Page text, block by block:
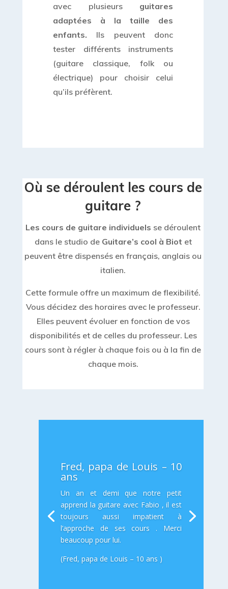
avec plusieurs guitares
adaptées à la taille des
enfants. Ils peuvent donc
tester différents instruments
(guitare classique, folk ou
électrique) pour choisir celui
qu’ils préfèrent.
Où se déroulent les cours de
guitare ?
Les cours de guitare individuels se déroulent
dans le studio de Guitare’s cool à Biot et
peuvent être dispensés en français, anglais ou
italien.
Cette formule offre un maximum de flexibilité.
Vous décidez des horaires avec le professeur.
Elles peuvent évoluer en fonction de vos
disponibilités et de celles du professeur. Les
cours sont à régler à chaque fois ou à la fin de
chaque mois.
Fred, papa de Louis – 10
ans
Un an et demi que notre petit
apprend la guitare avec Fabio , il est
toujours aussi impatient à
l’approche de ses cours . Merci
beaucoup pour lui.
(Fred, papa de Louis – 10 ans )